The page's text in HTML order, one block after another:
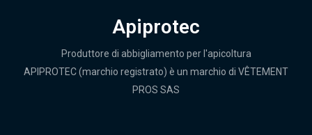
Apiprotec
Produttore di abbigliamento per l'apicoltura
APIPROTEC (marchio registrato) è un marchio di VÊTEMENT
PROS SAS